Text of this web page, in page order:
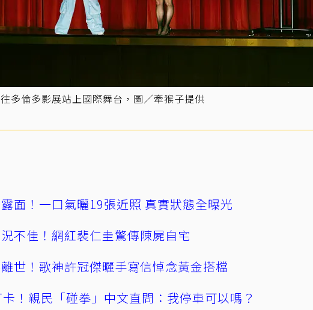
多倫多影展站上國際舞台，圖／牽猴子提供
面！一口氣曬19張近照 真實狀態全曝光
不佳！網紅裴仁圭驚傳陳屍自宅
世！歌神許冠傑曬手寫信悼念黃金搭檔
！親民「碰拳」中文直問：我停車可以嗎？